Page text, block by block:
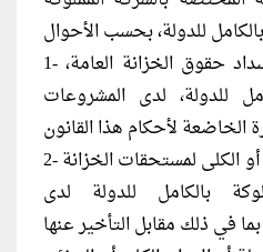
1- وضع قواعد منح آجال لسداد حقوق الخزانة العامة،
للدولة، لدى المشروعات
2- وضع قواعد الإبراء الجزئي أو الكلى لمستحقات الخزانة
بالكامل للدولة لدى